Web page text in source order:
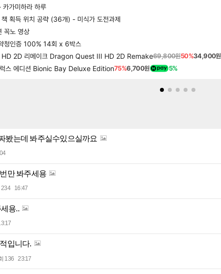
가미하라 하루
획득 위치 공략 (36개) - 미식가 도전과제
꼭노 영상
청인증 100% 14회 x 6박스
HD 2D 리메이크 Dragon Quest III HD 2D Remake69,800원50%34,900원
럭스 에디션 Bionic Bay Deluxe Edition75%6,700원 5%
봤는데 봐주실수있으실까요
만 봐주세용
234 16:47
용..
입니다.
136 23:17